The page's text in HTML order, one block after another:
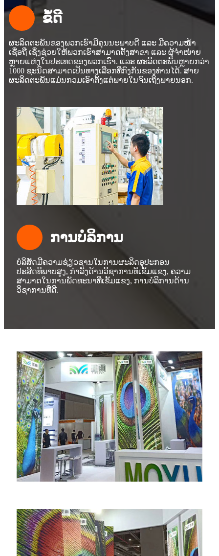
ຂໍ້ດີ
ຜະລິດຕະພັນຂອງພວກເຮົາມີຄຸນນະພາບດີ ແລະ ມີຄວາມໜ້າ
ເຊື່ອຖື ເຊິ່ງຊ່ວຍໃຫ້ພວກເຮົາສາມາດຕັ້ງສາຂາ ແລະ ຜູ້ຈຳໜ່າຍ
ຫຼາຍແຫ່ງໃນປະເທດຂອງພວກເຮົາ. ແລະ ຜະລິດຕະພັນຫຼາຍກວ່າ
1000 ຊະນິດສາມາດເປັນທາງເລືອກທີ່ກົງກັນຂອງທ່ານໄດ້. ສາຍ
ຜະລິດຕະພັນແມ່ນກວມເອົາຕັ້ງແຕ່ພາຍໃນຈົນເຖິງພາຍນອກ.
ການບໍລິການ
ບໍລິສັດມີຄວາມຊ່ຽວຊານໃນການຜະລິດອຸປະກອນ
ປະສິດທິພາບສູງ, ກໍາລັງດ້ານວິຊາການທີ່ເຂັ້ມແຂງ, ຄວາມ
ສາມາດໃນການພັດທະນາທີ່ເຂັ້ມແຂງ, ການບໍລິການດ້ານ
ວິຊາການທີ່ດີ.